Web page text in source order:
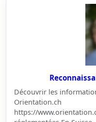
Découvrir les
Orientation.ch
https://